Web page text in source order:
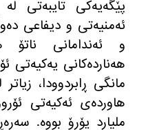
پێگهیهكی تایبهتی له
ئهمنیهتی و دیفاعی ده
و ئهندامانی ناتۆ
ههناردهكانی یهكیهتی
مانگی ڕابردوودا، زیاتر
هاوردهی ئهكیهتی
ملیارد یۆرۆ بووه‌‌. سهره